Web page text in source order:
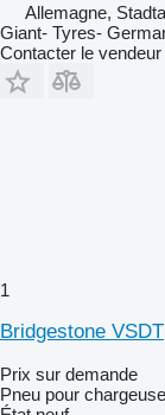
Allemagne,
Giant- Tyres-
Contacter le vendeur
1
Bridgestone VSDT
Prix sur demande
Pneu pour